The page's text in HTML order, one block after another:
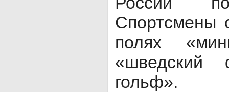
Спортсмены
полях
«шведский
гольф».